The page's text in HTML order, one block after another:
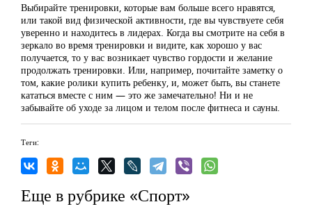
Выбирайте тренировки, которые вам больше всего нравятся,
или такой вид физической активности, где вы чувствуете себя
уверенно и находитесь в лидерах. Когда вы смотрите на себя в
зеркало во время тренировки и видите, как хорошо у вас
получается, то у вас возникает чувство гордости и желание
продолжать тренировки. Или, например, почитайте заметку о
том, какие ролики купить ребенку, и, может быть, вы станете
кататься вместе с ним — это же замечательно! Ни и не
забывайте об уходе за лицом и телом после фитнеса и сауны.
Теги:
Еще в рубрике «Спорт»